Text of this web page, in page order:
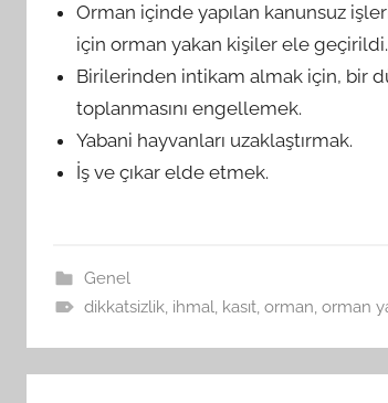
Orman içinde yapılan kanunsuz
için orman yakan kişiler ele geçirildi.
Birilerinden intikam almak için, bir
toplanmasını engellemek.
Yabani hayvanları uzaklaştırmak.
İş ve çıkar elde etmek.
Genel
dikkatsizlik, ihmal, kasıt, orman, orman